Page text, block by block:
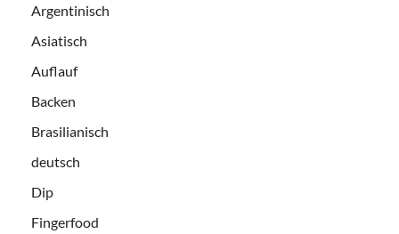
Argentinisch
Asiatisch
Auflauf
Backen
Brasilianisch
deutsch
Dip
Fingerfood